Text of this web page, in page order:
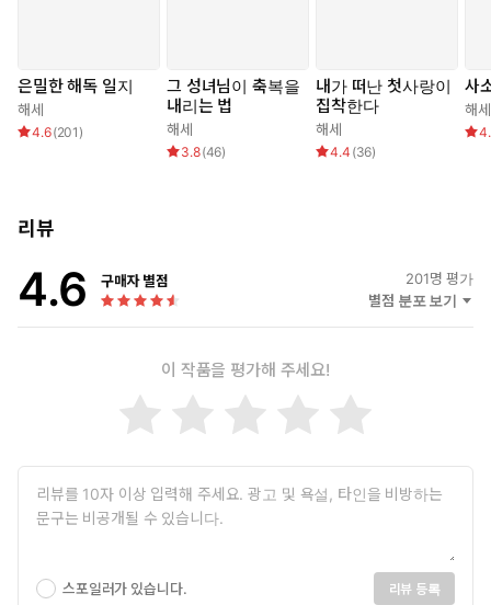
아니라던데, 정확히는 몰라.”
재혁이 길드 자산을 빼돌리는 횡령범을 직접 잡기 위해 움직이는
그 횡령범이 바로 그녀였기 때문에.
…나 감방 가나?
은밀한 해독 일지
해세
4.6(201 )
그 성녀님이 축복을
내리는 법
해세
3.8(46)
내가 떠난 첫사랑이
집착한다
해세
4.4 (36)
사
해세
리뷰
4.6 구매자 별점 201명 평가
별점 분포 보기
이 작품을 평가해 주세요!
스포일러가 있습니다. 리뷰 등록